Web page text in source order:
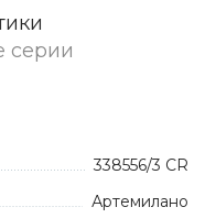
серии
338556/3 CR
Артемилано